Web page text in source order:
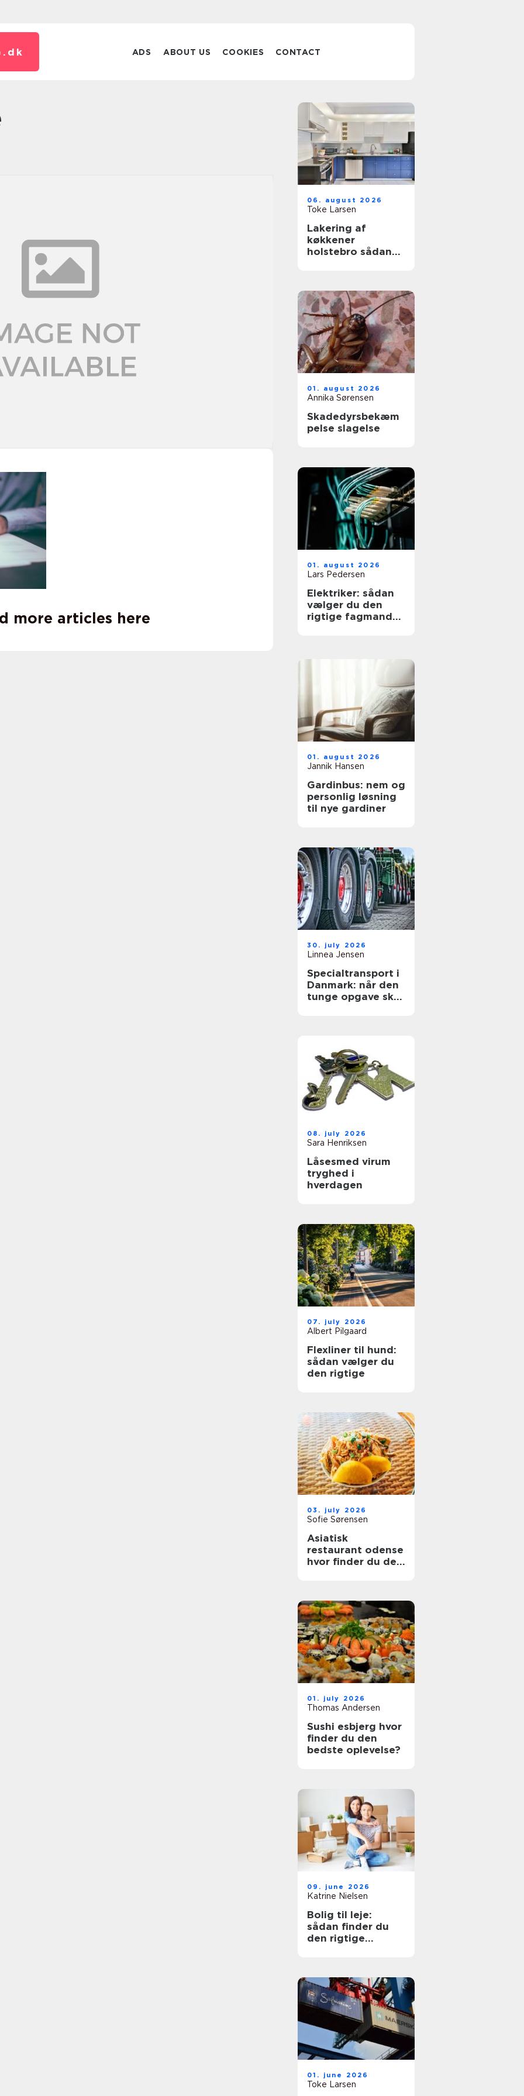
dk ADS ABOUT US COOKIES CONTACT
more articles here
06. august 2026
Toke Larsen
Lakering af
køkkener
holstebro sådan
01. august 2026
Annika Sørensen
Skadedyrsbekæm
pelse slagelse
01. august 2026
Lars Pedersen
Elektriker: sådan
vælger du den
rigtige fagmand
01. august 2026
Jannik Hansen
Gardinbus: nem og
personlig løsning
til nye gardiner
30. july 2026
Linnea Jensen
Specialtransport i
Danmark: når den
tunge opgave skal
08. july 2026
Sara Henriksen
Låsesmed virum
tryghed i
hverdagen
07. july 2026
Albert Pilgaard
Flexliner til hund:
sådan vælger du
den rigtige
03. july 2026
Sofie Sørensen
Asiatisk
restaurant odense
hvor finder du de
01. july 2026
Thomas Andersen
Sushi esbjerg hvor
finder du den
bedste oplevelse?
09. june 2026
Katrine Nielsen
Bolig til leje:
sådan finder du
den rigtige
01. june 2026
Toke Larsen